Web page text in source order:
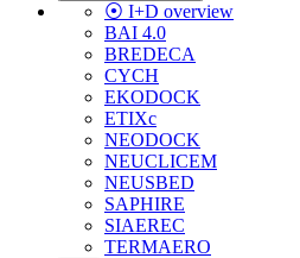
⦿ I+D overview
BAI 4.0
BREDECA
CYCH
EKODOCK
ETIXc
NEODOCK
NEUCLICEM
NEUSBED
SAPHIRE
SIAEREC
TERMAERO